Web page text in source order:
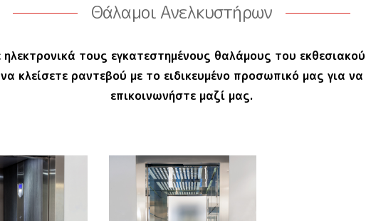
Θάλαμοι Ανελκυστήρων
ηλεκτρονικά τους εγκατεστημένους θαλάμους του
κλείσετε ραντεβού με το ειδικευμένο προσωπικό μας για
επικοινωνήστε μαζί μας.